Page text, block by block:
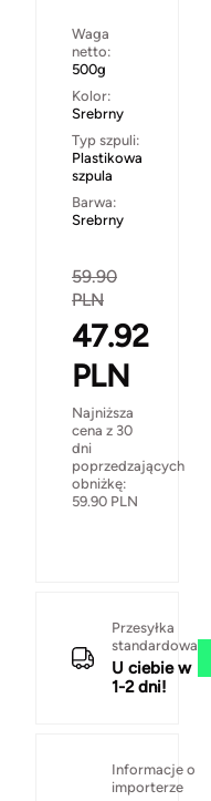
Waga
netto:
500g
Kolor:
Srebrny
Typ szpuli:
Plastikowa
szpula
Barwa:
Srebrny
59.90
PLN
47.92
PLN
Najniższa
cena z 30
dni
poprzedzających
obniżkę:
59.90 PLN
Przesyłka
standardowa
U ciebie w
1-2 dni!
Informacje o
importerze